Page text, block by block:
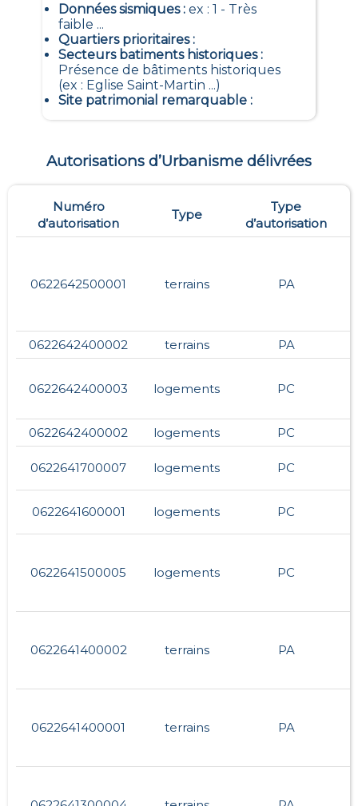
Données sismiques: ex : 1 - Très
faible ...
Quartiers prioritaires:
Secteurs batiments historiques:
Présence de bâtiments historiques
(ex : Eglise Saint-Martin ...)
Site patrimonial remarquable:
Autorisations d’Urbanisme délivrées
Numéro
d’autorisation
Type
Type
d’autorisation
0622642500001 terrains PA
0622642400002 terrains PA
0622642400003 logements PC
0622642400002 logements PC
0622641700007 logements PC
0622641600001 logements PC
0622641500005 logements PC
0622641400002 terrains PA
0622641400001 terrains PA